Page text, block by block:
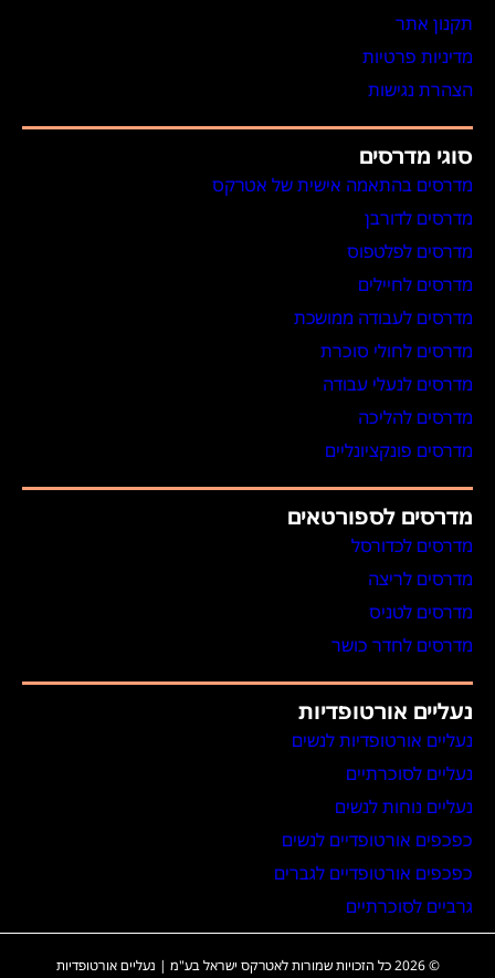
תקנון אתר
מדיניות פרטיות
הצהרת נגישות
סוגי מדרסים
מדרסים בהתאמה אישית של אטרקס
מדרסים לדורבן
מדרסים לפלטפוס
מדרסים לחיילים
מדרסים לעבודה ממושכת
מדרסים לחולי סוכרת
מדרסים לנעלי עבודה
מדרסים להליכה
מדרסים פונקציונליים
מדרסים לספורטאים
מדרסים לכדורסל
מדרסים לריצה
מדרסים לטניס
מדרסים לחדר כושר
נעליים אורטופדיות
נעליים אורטופדיות לנשים
נעליים לסוכרתיים
נעליים נוחות לנשים
כפכפים אורטופדיים לנשים
כפכפים אורטופדיים לגברים
גרביים לסוכרתיים
© 2026 כל הזכויות שמורות לאטרקס ישראל בע"מ | נעליים אורטופדיות